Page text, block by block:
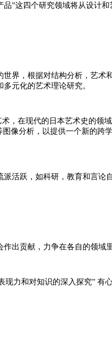
”这四个研究领域将从设计和
界，根据对结构分析，艺术
元化的艺术理论研究。
，在现代的日本艺术史的领
像分析，以提供一个新的跨
活跃，如科研，教育和言论
出贡献，力争在各自的领域
力和对知识的深入探究” 有心